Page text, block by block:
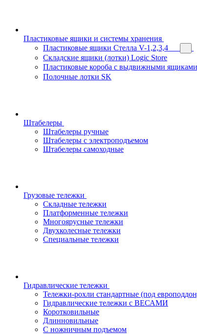
Пластиковые ящики и системы хранения
Пластиковые ящики Стелла V-1,2,3,4
Складские ящики (лотки) Logiс Store
Пластиковые короба с выдвижными
Полочные лотки SK
Штабелеры
Штабелеры ручные
Штабелеры с электроподъемом
Штабелеры самоходные
Грузовые тележки
Складные тележки
Платформенные тележки
Многоярусные тележки
Двухколесные тележки
Специальные тележки
Гидравлические тележки
Тележки-рохли стандартные (под
Гидравлические тележки с ВЕСАМИ
Коротковильные
Длинновильные
С ножничным подъемом